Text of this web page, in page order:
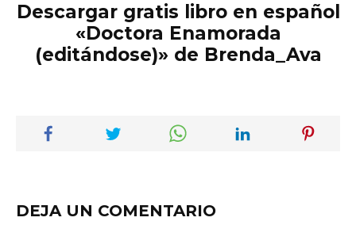
Descargar gratis libro en español
«Doctora Enamorada
(editándose)» de Brenda_Ava
DEJA UN COMENTARIO